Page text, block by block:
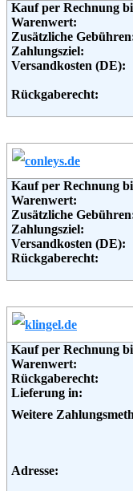
Weiterführende
Informationen:
Kauf per Rechnung
Warenwert:
Zusätzliche
Zahlungsziel:
Versandkosten (DE):
Rückgaberecht:
Weitere
Adresse:
Telefon:
Weiterführende
Informationen:
Kauf per Rechnung
Warenwert:
Zusätzliche
Zahlungsziel:
Versandkosten (DE):
Rückgaberecht:
Weitere
Adresse:
Telefon:
Soziale Kanäle:
Kauf per Rechnung
Warenwert:
Rückgaberecht:
Lieferung in:
Weitere
Adresse: